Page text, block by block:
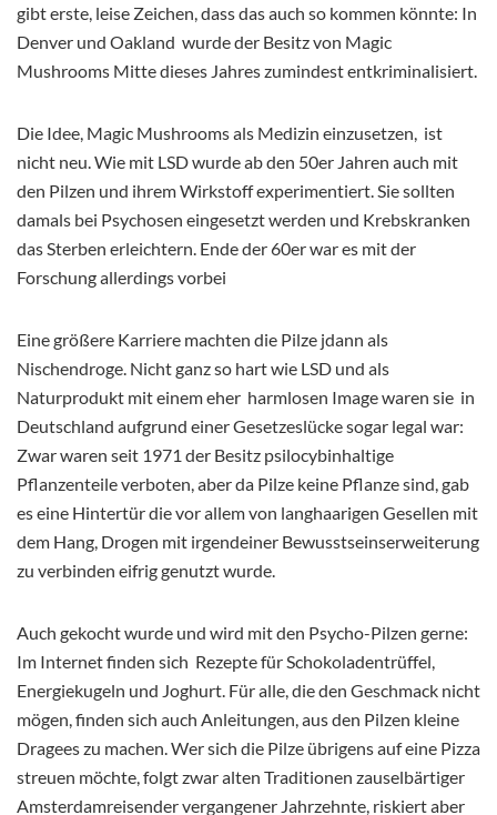
gibt erste, leise Zeichen, dass das auch so kommen könnte: In
Denver und Oakland wurde der Besitz von Magic
Mushrooms Mitte dieses Jahres zumindest entkriminalisiert.
Die Idee, Magic Mushrooms als Medizin einzusetzen, ist
nicht neu. Wie mit LSD wurde ab den 50er Jahren auch mit
den Pilzen und ihrem Wirkstoff experimentiert. Sie sollten
damals bei Psychosen eingesetzt werden und Krebskranken
das Sterben erleichtern. Ende der 60er war es mit der
Forschung allerdings vorbei
Eine größere Karriere machten die Pilze jdann als
Nischendroge. Nicht ganz so hart wie LSD und als
Naturprodukt mit einem eher harmlosen Image waren sie in
Deutschland aufgrund einer Gesetzeslücke sogar legal war:
Zwar waren seit 1971 der Besitz psilocybinhaltige
Pflanzenteile verboten, aber da Pilze keine Pflanze sind, gab
es eine Hintertür die vor allem von langhaarigen Gesellen mit
dem Hang, Drogen mit irgendeiner Bewusstseinserweiterung
zu verbinden eifrig genutzt wurde.
Auch gekocht wurde und wird mit den Psycho-Pilzen gerne:
Im Internet finden sich Rezepte für Schokoladentrüffel,
Energiekugeln und Joghurt. Für alle, die den Geschmack nicht
mögen, finden sich auch Anleitungen, aus den Pilzen kleine
Dragees zu machen. Wer sich die Pilze übrigens auf eine Pizza
streuen möchte, folgt zwar alten Traditionen zauselbärtiger
Amsterdamreisender vergangener Jahrzehnte, riskiert aber